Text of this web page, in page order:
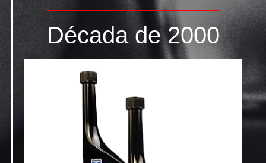
Década de 2000